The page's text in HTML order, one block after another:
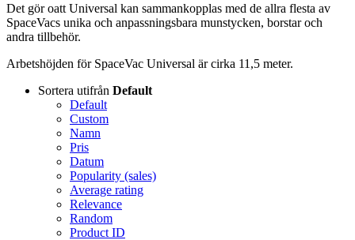
Det gör oatt Universal kan sammankopplas med de allra flesta av
SpaceVacs unika och anpassningsbara munstycken, borstar och
andra tillbehör.
Arbetshöjden för SpaceVac Universal är cirka 11,5 meter.
Sortera utifrån Default
Default
Custom
Namn
Pris
Datum
Popularity (sales)
Average rating
Relevance
Random
Product ID